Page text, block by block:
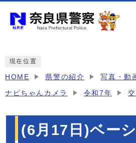
現在位置
HOME 県警の紹介 写真・動
ナピちゃんカメラ 令和7年
(6月17日)ベー